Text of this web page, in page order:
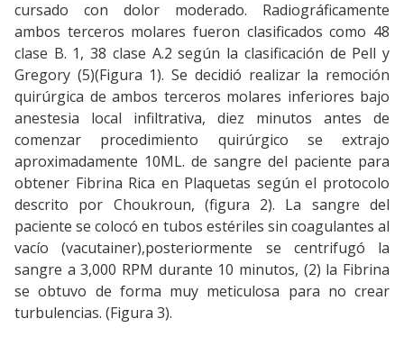
cursado con dolor moderado. Radiográficamente
ambos terceros molares fueron clasificados como 48
clase B. 1, 38 clase A.2 según la clasificación de Pell y
Gregory (5)(Figura 1). Se decidió realizar la remoción
quirúrgica de ambos terceros molares inferiores bajo
anestesia local infiltrativa, diez minutos antes de
comenzar procedimiento quirúrgico se extrajo
aproximadamente 10ML. de sangre del paciente para
obtener Fibrina Rica en Plaquetas según el protocolo
descrito por Choukroun, (figura 2). La sangre del
paciente se colocó en tubos estériles sin coagulantes al
vacío (vacutainer),posteriormente se centrifugó la
sangre a 3,000 RPM durante 10 minutos, (2) la Fibrina
se obtuvo de forma muy meticulosa para no crear
turbulencias. (Figura 3).